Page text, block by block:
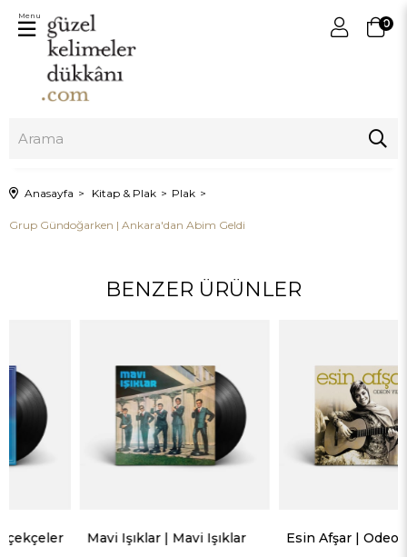
0
Menu
Anasayfa Kitap & Plak Plak
Grup Gündoğarken | Ankara'dan Abim Geldi
BENZER ÜRÜNLER
Mavi Işıklar | Mavi Işıklar Esin Afşar | Odeon Yılları